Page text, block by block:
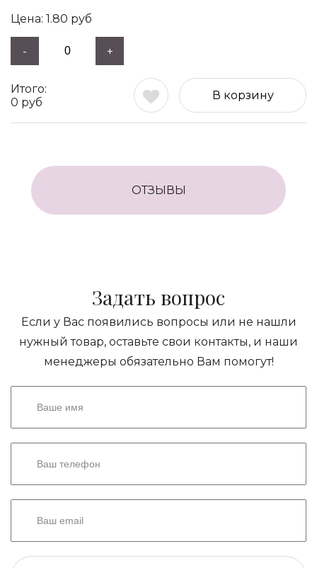
1.80 руб
- +
0 руб
В корзину
ОТЗЫВЫ
Задать вопрос
Если у Вас появились вопросы или не нашли
нужный товар, оставьте свои контакты, и наши
менеджеры обязательно Вам помогут!